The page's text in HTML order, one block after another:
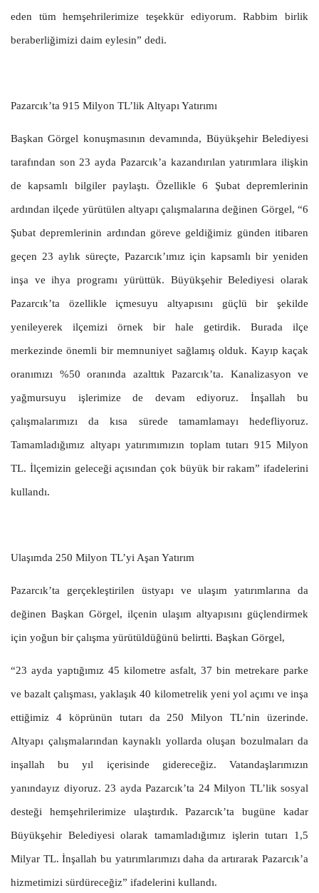
eden tüm hemşehrilerimize teşekkür ediyorum. Rabbim birlik
beraberliğimizi daim eylesin” dedi.
Pazarcık’ta 915 Milyon TL’lik Altyapı Yatırımı
Başkan Görgel konuşmasının devamında, Büyükşehir Belediyesi
tarafından son 23 ayda Pazarcık’a kazandırılan yatırımlara ilişkin
de kapsamlı bilgiler paylaştı. Özellikle 6 Şubat depremlerinin
ardından ilçede yürütülen altyapı çalışmalarına değinen Görgel, “6
Şubat depremlerinin ardından göreve geldiğimiz günden itibaren
geçen 23 aylık süreçte, Pazarcık’ımız için kapsamlı bir yeniden
inşa ve ihya programı yürüttük. Büyükşehir Belediyesi olarak
Pazarcık’ta özellikle içmesuyu altyapısını güçlü bir şekilde
yenileyerek ilçemizi örnek bir hale getirdik. Burada ilçe
merkezinde önemli bir memnuniyet sağlamış olduk. Kayıp kaçak
oranımızı %50 oranında azalttık Pazarcık’ta. Kanalizasyon ve
yağmursuyu işlerimize de devam ediyoruz. İnşallah bu
çalışmalarımızı da kısa sürede tamamlamayı hedefliyoruz.
Tamamladığımız altyapı yatırımımızın toplam tutarı 915 Milyon
TL. İlçemizin geleceği açısından çok büyük bir rakam” ifadelerini
kullandı.
Ulaşımda 250 Milyon TL’yi Aşan Yatırım
Pazarcık’ta gerçekleştirilen üstyapı ve ulaşım yatırımlarına da
değinen Başkan Görgel, ilçenin ulaşım altyapısını güçlendirmek
için yoğun bir çalışma yürütüldüğünü belirtti. Başkan Görgel,
“23 ayda yaptığımız 45 kilometre asfalt, 37 bin metrekare parke
ve bazalt çalışması, yaklaşık 40 kilometrelik yeni yol açımı ve inşa
ettiğimiz 4 köprünün tutarı da 250 Milyon TL’nin üzerinde.
Altyapı çalışmalarından kaynaklı yollarda oluşan bozulmaları da
inşallah bu yıl içerisinde gidereceğiz. Vatandaşlarımızın
yanındayız diyoruz. 23 ayda Pazarcık’ta 24 Milyon TL’lik sosyal
desteği hemşehrilerimize ulaştırdık. Pazarcık’ta bugüne kadar
Büyükşehir Belediyesi olarak tamamladığımız işlerin tutarı 1,5
Milyar TL. İnşallah bu yatırımlarımızı daha da artırarak Pazarcık’a
hizmetimizi sürdüreceğiz” ifadelerini kullandı.